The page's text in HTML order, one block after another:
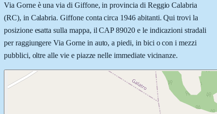
Via Gorne è una via di Giffone, in provincia di Reggio Calabria
(RC), in Calabria. Giffone conta circa 1946 abitanti. Qui trovi la
posizione esatta sulla mappa, il CAP 89020 e le indicazioni stradali
per raggiungere Via Gorne in auto, a piedi, in bici o con i mezzi
pubblici, oltre alle vie e piazze nelle immediate vicinanze.